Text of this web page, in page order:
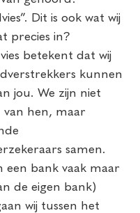
Dit is ook wat wij
precies in?
betekent dat wij
kunnen
jou. We zijn niet
van hen, maar
samen.
een bank vaak maar
de eigen bank)
wij tussen het